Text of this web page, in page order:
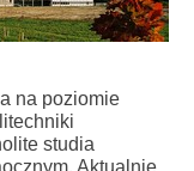
na poziomie
studia